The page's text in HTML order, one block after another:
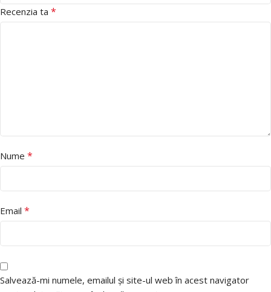
Recenzia ta *
Nume *
Email *
Salvează-mi numele, emailul și site-ul web în acest navigator